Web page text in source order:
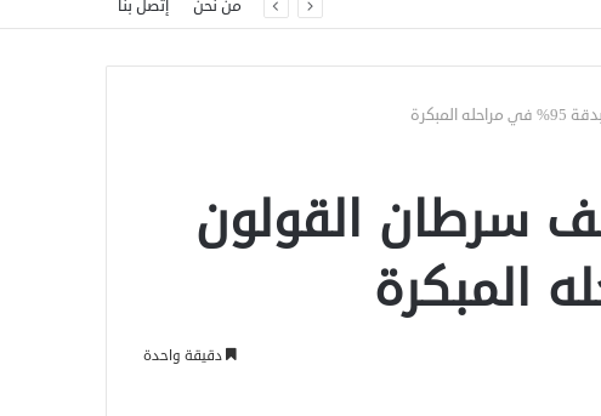
عن
الدخول من نحن إتصل بنا
سرطان القولون
دقيقة واحدة